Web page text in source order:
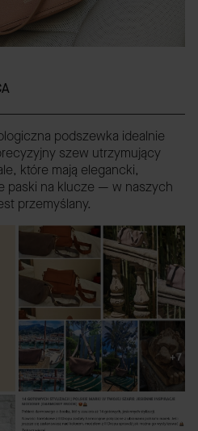
podszewka idealnie
szew utrzymujący
które mają elegancki,
paski na klucze — w naszych
przemyślany.